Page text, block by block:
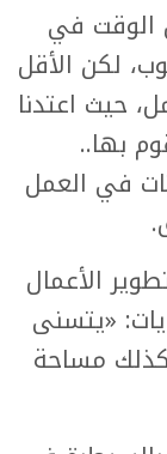
الوقت في
لكن الأقل
حيث اعتدنا
بها..
في العمل
الأعمال
«يتسنى
مساحة